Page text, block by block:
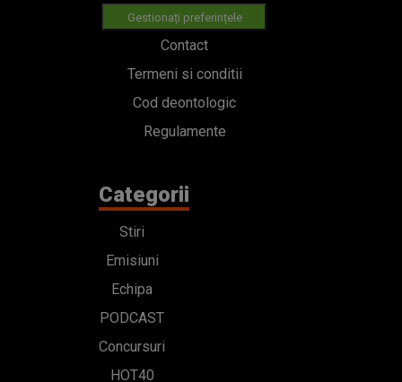
Gestionați preferințele
Contact
Termeni si conditii
Cod deontologic
Regulamente
Categorii
Stiri
Emisiuni
Echipa
PODCAST
Concursuri
HOT40